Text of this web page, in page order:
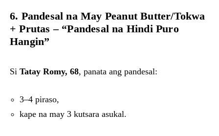
6. Pandesal na May Peanut Butter/Tokwa
+ Prutas – “Pandesal na Hindi Puro
Hangin”
Si Tatay Romy, 68, panata ang pandesal:
3–4 piraso,
kape na may 3 kutsara asukal.